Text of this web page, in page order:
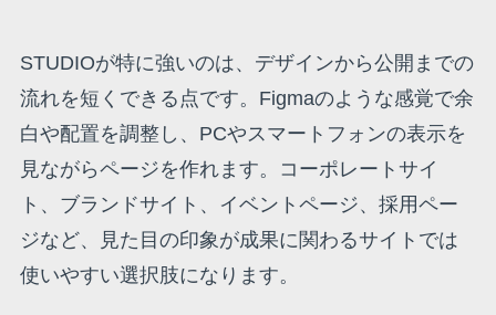
STUDIOが特に強いのは、デザインから公開までの
流れを短くできる点です。Figmaのような感覚で余
白や配置を調整し、PCやスマートフォンの表示を
見ながらページを作れます。コーポレートサイ
ト、ブランドサイト、イベントページ、採用ペー
ジなど、見た目の印象が成果に関わるサイトでは
使いやすい選択肢になります。